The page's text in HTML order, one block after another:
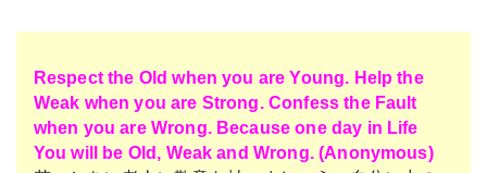
Respect the Old when you are Young. Help the
Weak when you are Strong. Confess the Fault
when you are Wrong. Because one day in Life
You will be Old, Weak and Wrong. (Anonymous)